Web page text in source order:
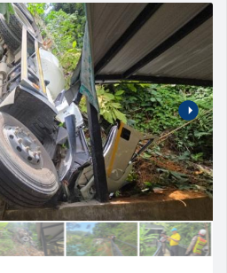
‘Seven Days of Danger’ de